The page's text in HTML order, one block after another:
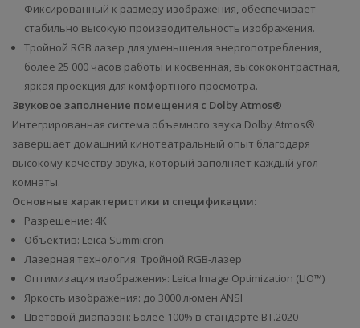
Фиксированный к размеру изображения, обеспечивает
стабильно высокую производительность изображения.
Тройной RGB лазер для уменьшения энергопотребления,
более 25 000 часов работы и косвенная, высококонтрастная,
яркая проекция для комфортного просмотра.
Звуковое заполнение помещения с Dolby Atmos®
Интегрированная система объемного звука Dolby Atmos®
завершает домашний кинотеатральный опыт благодаря
высокому качеству звука, который заполняет каждый угол
комнаты.
Основные характеристики и спецификации:
Разрешение: 4K
Объектив: Leica Summicron
Лазерная технология: Тройной RGB-лазер
Оптимизация изображения: Leica Image Optimization (LIO™)
Яркость изображения: до 3000 люмен ANSI
Цветовой диапазон: Более 100% в стандарте BT.2020